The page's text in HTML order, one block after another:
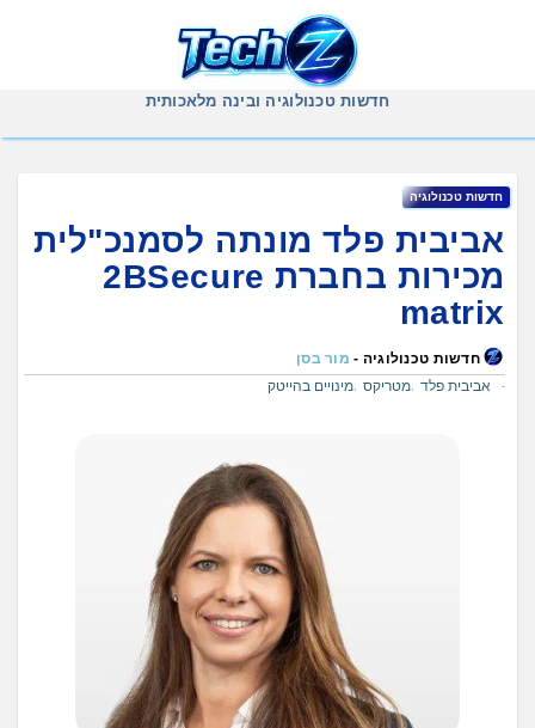
חדשות טכנולוגיה ובינה מלאכותית
חדשות טכנולוגיה
אביבית פלד מונתה לסמנכ"לית
מכירות בחברת 2BSecure
matrix
חדשות טכנולוגיה - מור בסן
אביבית פלד מטריקס מינויים בהייטק